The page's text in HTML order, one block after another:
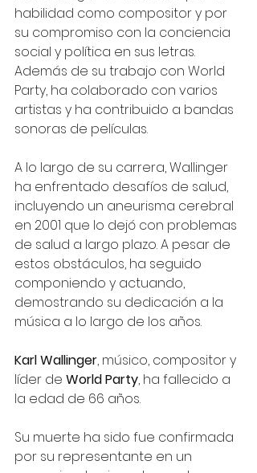
habilidad como compositor y por
su compromiso con la conciencia
social y política en sus letras.
Además de su trabajo con World
Party, ha colaborado con varios
artistas y ha contribuido a bandas
sonoras de películas.
A lo largo de su carrera, Wallinger
ha enfrentado desafíos de salud,
incluyendo un aneurisma cerebral
en 2001 que lo dejó con problemas
de salud a largo plazo. A pesar de
estos obstáculos, ha seguido
componiendo y actuando,
demostrando su dedicación a la
música a lo largo de los años.
Karl Wallinger, músico, compositor y
líder de World Party, ha fallecido a
la edad de 66 años.
Su muerte ha sido fue confirmada
por su representante en un